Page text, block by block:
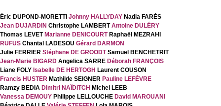
Éric DUPOND-MORETTI Johnny HALLYDAY Nadia FARÈS
Jean DUJARDIN Christophe LAMBERTAntoine DULÉRY
Thomas LEVET Marianne DENICOURTRaphaël MEZRAHI
RUFUS Chantal LADESOU Gérard DARMON
Julie FERRIER Stéphane DE GROODTSamuel BENCHETRIT
Jean-Marie BIGARD Angelica SARRE Déborah FRANÇOIS
Liane FOLY Isabelle DE HERTOGH Laurent COUSON
Francis HUSTER Mathilde SEIGNER Pauline LEFÈVRE
Ramzy BEDIA Dimitri NAÏDITCH Michel LEEB
Vanessa DEMOUY Philippe LELLOUCHE David MAROUANI